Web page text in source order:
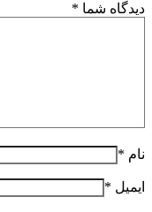
دیدگاه شما *
نام *
ایمیل *